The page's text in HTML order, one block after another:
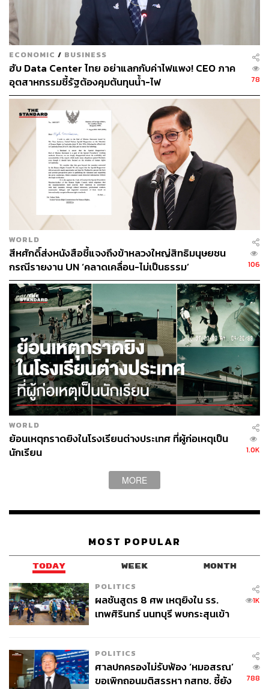
ECONOMIC / BUSINESS
ฮับ Data Center ไทย อย่าแลกกับค่าไฟแพง! CEO ภาค
อุตสาหกรรมชี้รัฐต้องคุมต้นทุนน้ำ-ไฟ
78
WORLD
สีหศักดิ์ส่งหนังสือชี้แจงถึงข้าหลวงใหญ่สิทธิมนุษยชน
กรณีรายงาน UN ‘คลาดเคลื่อน-ไม่เป็นธรรม’
106
WORLD
ย้อนเหตุกราดยิงในโรงเรียนต่างประเทศ ที่ผู้ก่อเหตุเป็น
นักเรียน
1.0K
MORE
MOST POPULAR
TODAY WEEK MONTH
POLITICS
ผลชันสูตร 8 ศพ เหตุยิงใน รร.
เทพศิรินทร์ นนทบุรี พบกระสุนเข้า
1K
POLITICS
ศาลปกครองไม่รับฟ้อง ‘หมอสรณ’
ขอเพิกถอนมติสรรหา กสทช. ชี้ยัง
788